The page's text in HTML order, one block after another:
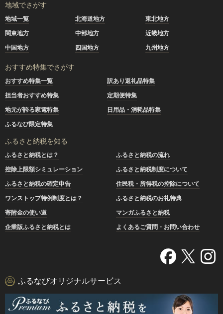
地域でさがす
地域一覧 北海道地方
東北地方
関東地方
中部地方
近畿地方
中国地方
四国地方 九州地方
おすすめ特集でさがす
おすすめ特集一覧
訳あり返礼品特集
担当者おすすめ特集
定期便特集
地元が誇る家電特集
日用品・消耗品特集
ふるなび限定特集
ふるさと納税を知る
ふるさと納税とは？
ふるさと納税の流れ
控除上限額シミュレーション
ふるさと納税制度について
ふるさと納税の確定申告
住民税・所得税の控除について
ワンストップ特例制度とは？
ふるさと納税のお礼特典
寄附金の使い道
マンガふるさと納税
企業版ふるさと納税とは
よくあるご質問・お問い合わせ
ふるなびオリジナルサービス